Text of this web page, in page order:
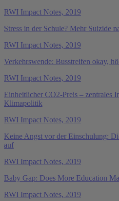
RWI Impact Notes, 2019
Stress in der Schule? Mehr Suizide
RWI Impact Notes, 2019
Verkehrswende: Busstreifen okay,
RWI Impact Notes, 2019
Einheitlicher CO2-Preis – zentrales
Klimapolitik
RWI Impact Notes, 2019
Keine Angst vor der Einschulung:
auf
RWI Impact Notes, 2019
Baby Gap: Does More Education
RWI Impact Notes, 2019